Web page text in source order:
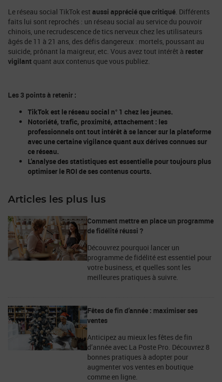
Le réseau social TikTok est aussi apprécié que critiqué . Différents
faits lui sont reprochés : un réseau social au service du pouvoir
chinois, une recrudescence de tics nerveux chez les utilisateurs
âgés de 11 à 21 ans, des défis dangereux : mortels, poussant au
suicide, prônant la maigreur, etc. Vous avez tout intérêt à rester
vigilant quant aux contenus que vous publiez.
Les 3 points à retenir :
TikTok est le réseau social n° 1 chez les jeunes.
Notoriété, trafic, proximité, attachement : les
professionnels ont tout intérêt à se lancer sur la plateforme
avec une certaine vigilance quant aux dérives connues sur
ce réseau.
L’analyse des statistiques est essentielle pour toujours plus
optimiser le ROI de ses contenus courts.
Articles les plus lus
Comment mettre en place un programme
de fidélité réussi ?
Découvrez pourquoi lancer un
programme de fidélité est essentiel pour
votre business, et quelles sont les
meilleures pratiques à suivre.
Fêtes de fin d’année : maximiser ses
ventes
Anticipez au mieux les fêtes de fin
d’année avec La Poste Pro. Découvrez 8
bonnes pratiques à adopter pour
augmenter vos ventes en boutique
comme en ligne.